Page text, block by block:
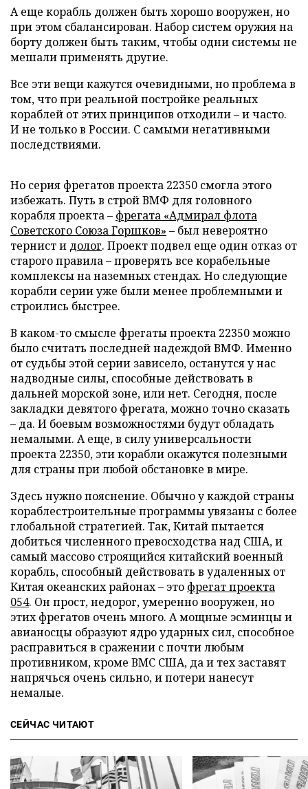
А еще корабль должен быть хорошо вооружен, но
при этом сбалансирован. Набор систем оружия на
борту должен быть таким, чтобы одни системы не
мешали применять другие.
Все эти вещи кажутся очевидными, но проблема в
том, что при реальной постройке реальных
кораблей от этих принципов отходили – и часто.
И не только в России. С самыми негативными
последствиями.
Но серия фрегатов проекта 22350 смогла этого
избежать. Путь в строй ВМФ для головного
корабля проекта – фрегата «Адмирал флота
Советского Союза Горшков» – был невероятно
тернист и долог. Проект подвел еще один отказ от
старого правила – проверять все корабельные
комплексы на наземных стендах. Но следующие
корабли серии уже были менее проблемными и
строились быстрее.
В каком-то смысле фрегаты проекта 22350 можно
было считать последней надеждой ВМФ. Именно
от судьбы этой серии зависело, останутся у нас
надводные силы, способные действовать в
дальней морской зоне, или нет. Сегодня, после
закладки девятого фрегата, можно точно сказать
– да. И боевым возможностями будут обладать
немалыми. А еще, в силу универсальности
проекта 22350, эти корабли окажутся полезными
для страны при любой обстановке в мире.
Здесь нужно пояснение. Обычно у каждой страны
кораблестроительные программы увязаны с более
глобальной стратегией. Так, Китай пытается
добиться численного превосходства над США, и
самый массово строящийся китайский военный
корабль, способный действовать в удаленных от
Китая океанских районах – это фрегат проекта
054. Он прост, недорог, умеренно вооружен, но
этих фрегатов очень много. А мощные эсминцы и
авианосцы образуют ядро ударных сил, способное
расправиться в сражении с почти любым
противником, кроме ВМС США, да и тех заставят
напрячься очень сильно, и потери нанесут
немалые.
СЕЙЧАС ЧИТАЮТ